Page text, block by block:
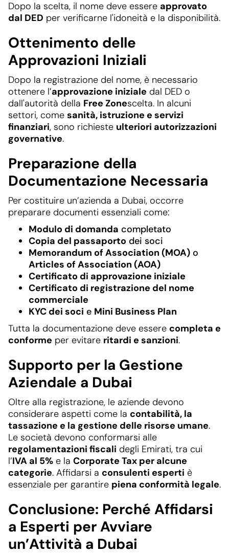
Dopo la scelta, il nome deve essere approvato
dal DED per verificarne l'idoneità e la disponibilità.
Ottenimento delle
Approvazioni Iniziali
Dopo la registrazione del nome, è necessario
ottenere l’approvazione iniziale dal DED o
dall'autorità della Free Zonescelta. In alcuni
settori, come sanità, istruzione e servizi
finanziari, sono richieste ulteriori autorizzazioni
governative.
Preparazione della
Documentazione Necessaria
Per costituire un’azienda a Dubai, occorre
preparare documenti essenziali come:
Modulo di domanda completato
Copia del passaporto dei soci
Memorandum of Association (MOA) o
Articles of Association (AOA)
Certificato di approvazione iniziale
Certificato di registrazione del nome
commerciale
KYC dei soci e Mini Business Plan
Tutta la documentazione deve essere completa e
conforme per evitare ritardi e sanzioni.
Supporto per la Gestione
Aziendale a Dubai
Oltre alla registrazione, le aziende devono
considerare aspetti come la contabilità, la
tassazione e la gestione delle risorse umane.
Le società devono conformarsi alle
regolamentazioni fiscali degli Emirati, tra cui
l’IVA al 5% e la Corporate Tax per alcune
categorie. Affidarsi a consulenti esperti è
essenziale per garantire piena conformità legale.
Conclusione: Perché Affidarsi
a Esperti per Avviare
un’Attività a Dubai